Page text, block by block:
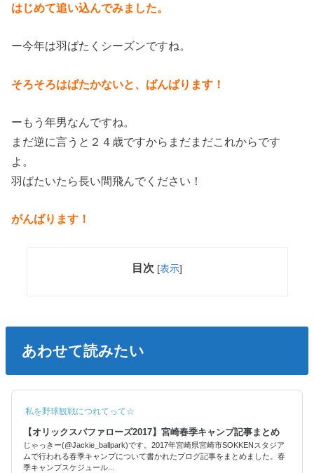
はじめて追い込んでみました。
ー今年は羽ばたくシーズンですね。
そろそろはばたかないと、ばんばります！
ーもう年男なんですね。
まだ逆に言うと２４歳ですからまだまだこれからです
よ。
羽ばたいたら長い間飛んでください！
がんばります！
目次 [表示]
あわせて読みたい
私を野球観戦につれてって☆
【オリックスバファローズ2017】宮崎春季キャンプ記事まとめ
じゃっきー(@Jackie_ballpark)です。2017年宮崎県宮崎市SOKKENスタジア
ムで行われる春季キャンプについて書かれたブログ記事をまとめました。春
季キャンプスケジュール...